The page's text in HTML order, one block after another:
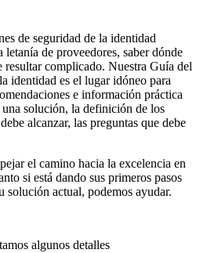
de seguridad de la identidad
letanía de proveedores, saber dónde
resultar complicado. Nuestra Guía del
identidad es el lugar idóneo para
e información práctica
solución, la definición de los
alcanzar, las preguntas que debe
el camino hacia la excelencia en
si está dando sus primeros pasos
solución actual, podemos ayudar.
algunos detalles